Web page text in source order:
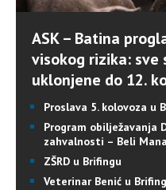
ASK – Batina
visokog rizika: sve
uklonjene do 12.
Proslava 5. kolovoza u
Program obilježavanja
zahvalnosti – Beli
ZŠRD u Brifingu
Veterinar Benić u